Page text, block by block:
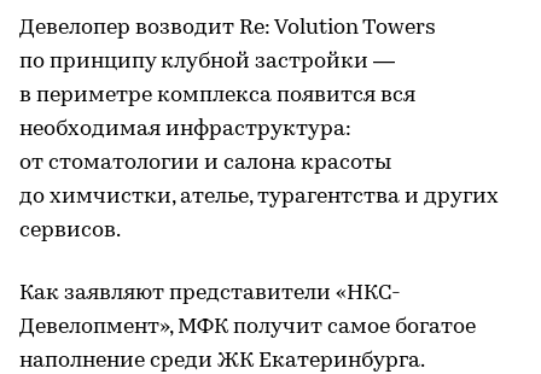
Девелопер возводит Re: Volution Towers
по принципу клубной застройки —
в периметре комплекса появится вся
необходимая инфраструктура:
от стоматологии и салона красоты
до химчистки, ателье, турагентства и других
сервисов.
Как заявляют представители «НКС-
Девелопмент», МФК получит самое богатое
наполнение среди ЖК Екатеринбурга.